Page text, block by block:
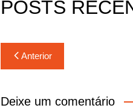
POSTS
Navegação
de
Post
Anterior
Deixe um comentário